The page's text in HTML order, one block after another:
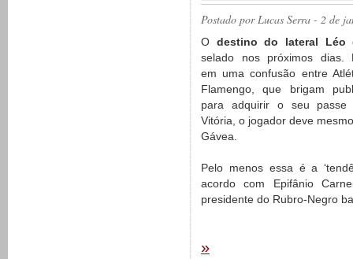
Postado porLucas Serra - 2 de
O destino do lateral Léo
selado nos próximos dias.
em uma confusão entre
Flamengo, que brigam
para adquirir o seu passe
Vitória, o jogador deve
Gávea.
Pelo menos essa é a
acordo com Epifânio
presidente do Rubro-Negro
»